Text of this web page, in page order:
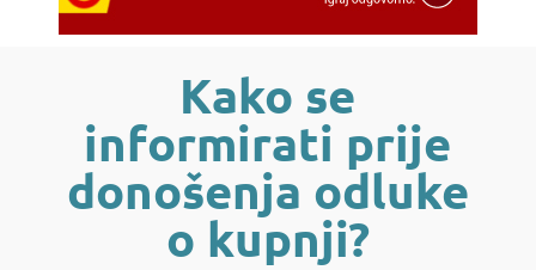
Kako se
informirati prije
donošenja odluke
o kupnji?